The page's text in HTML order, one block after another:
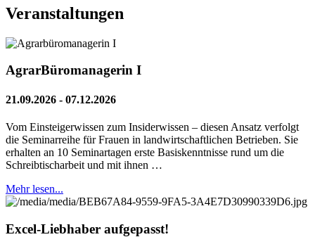
Veranstaltungen
AgrarBüromanagerin I
21.09.2026 - 07.12.2026
Vom Einsteigerwissen zum Insiderwissen – diesen Ansatz verfolgt
die Seminarreihe für Frauen in landwirtschaftlichen Betrieben. Sie
erhalten an 10 Seminartagen erste Basiskenntnisse rund um die
Schreibtischarbeit und mit ihnen …
Mehr lesen...
Excel-Liebhaber aufgepasst!